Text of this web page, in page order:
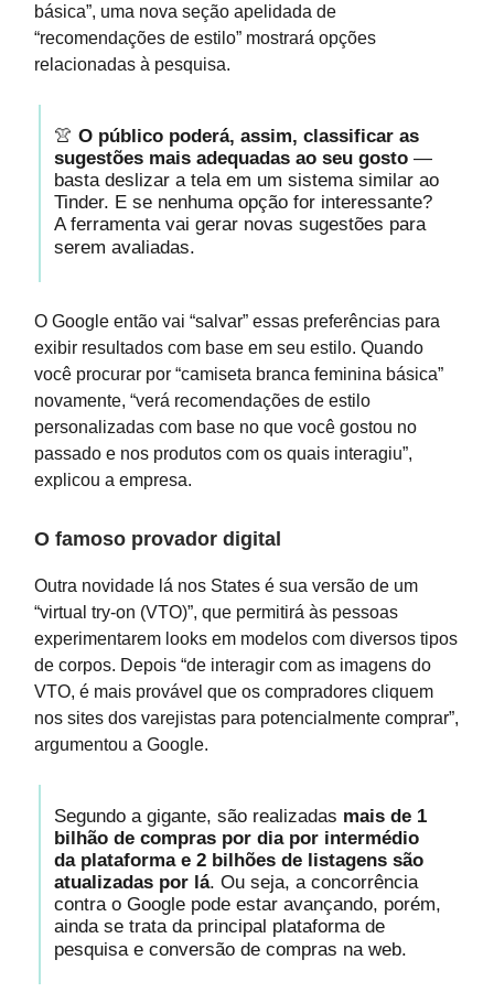
básica”, uma nova seção apelidada de
“recomendações de estilo” mostrará opções
relacionadas à pesquisa.
👚 O público poderá, assim, classificar as
sugestões mais adequadas ao seu gosto —
basta deslizar a tela em um sistema similar ao
Tinder. E se nenhuma opção for interessante?
A ferramenta vai gerar novas sugestões para
serem avaliadas.
O Google então vai “salvar” essas preferências para
exibir resultados com base em seu estilo. Quando
você procurar por “camiseta branca feminina básica”
novamente, “verá recomendações de estilo
personalizadas com base no que você gostou no
passado e nos produtos com os quais interagiu”,
explicou a empresa.
O famoso provador digital
Outra novidade lá nos States é sua versão de um
“virtual try-on (VTO)”, que permitirá às pessoas
experimentarem looks em modelos com diversos tipos
de corpos. Depois “de interagir com as imagens do
VTO, é mais provável que os compradores cliquem
nos sites dos varejistas para potencialmente comprar”,
argumentou a Google.
Segundo a gigante, são realizadas mais de 1
bilhão de compras por dia por intermédio
da plataforma e 2 bilhões de listagens são
atualizadas por lá. Ou seja, a concorrência
contra o Google pode estar avançando, porém,
ainda se trata da principal plataforma de
pesquisa e conversão de compras na web.